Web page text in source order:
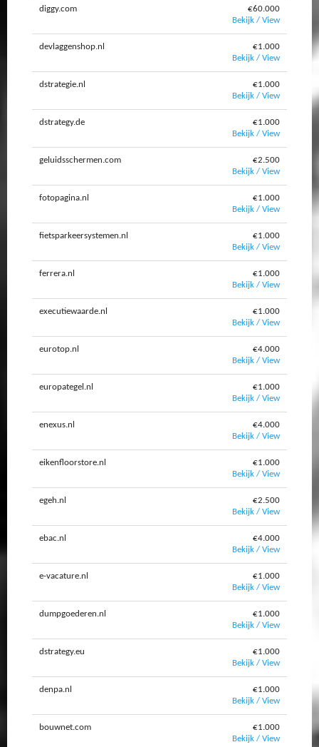
diggy.com
€60.000
Bekijk / View
devlaggenshop.nl
€1.000
Bekijk / View
dstrategie.nl
€1.000
Bekijk / View
dstrategy.de
€1.000
Bekijk / View
geluidsschermen.com
€2.500
Bekijk / View
fotopagina.nl
€1.000
Bekijk / View
fietsparkeersystemen.nl
€1.000
Bekijk / View
ferrera.nl
€1.000
Bekijk / View
executiewaarde.nl
€1.000
Bekijk / View
eurotop.nl
€4.000
Bekijk / View
europategel.nl
€1.000
Bekijk / View
enexus.nl
€4.000
Bekijk / View
eikenfloorstore.nl
€1.000
Bekijk / View
egeh.nl
€2.500
Bekijk / View
ebac.nl
€4.000
Bekijk / View
e-vacature.nl
€1.000
Bekijk / View
dumpgoederen.nl
€1.000
Bekijk / View
dstrategy.eu
€1.000
Bekijk / View
denpa.nl
€1.000
Bekijk / View
bouwnet.com
€1.000
Bekijk / View